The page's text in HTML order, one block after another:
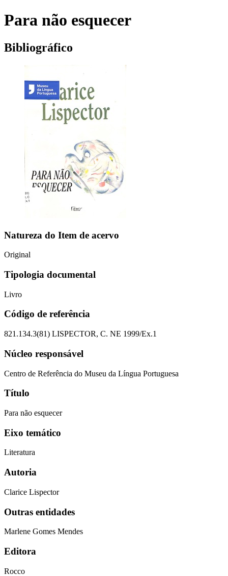
Para não esquecer
Bibliográfico
Natureza do Item de acervo
Original
Tipologia documental
Livro
Código de referência
821.134.3(81) LISPECTOR, C. NE 1999/Ex.1
Núcleo responsável
Centro de Referência do Museu da Língua Portuguesa
Título
Para não esquecer
Eixo temático
Literatura
Autoria
Clarice Lispector
Outras entidades
Marlene Gomes Mendes
Editora
Rocco